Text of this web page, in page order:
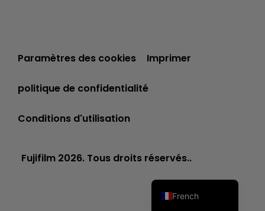
Paramètres des cookies Imprimer
politique de confidentialité
Conditions d'utilisation
Fujifilm 2026. Tous droits réservés..
French
German
Czech